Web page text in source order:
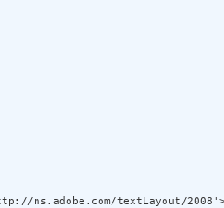
ns.adobe.com/textLayout/